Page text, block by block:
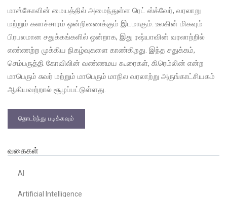
மாஸ்கோவின் மையத்தில் அமைந்துள்ள ரெட் ஸ்க்வேர், வரலாறு
மற்றும் கலாச்சாரம் ஒன்றிணைக்கும் இடமாகும். உலகின் மிகவும்
பிரபலமான சதுக்கங்களில் ஒன்றாக, இது ரஷ்யாவின் வரலாற்றில்
எண்ணற்ற முக்கிய நிகழ்வுகளை காண்கிறது. இந்த சதுக்கம்,
செம்பருத்தி கோவிலின் வண்ணமய கூரைகள், கிரெம்லின் என்ற
மாபெரும் சுவர் மற்றும் மாபெரும் மாநில வரலாற்று அருங்காட்சியகம்
ஆகியவற்றால் சூழப்பட்டுள்ளது.
தொடர்ந்து படிக்கவும்
வகைகள்
AI
Artificial Intelligence